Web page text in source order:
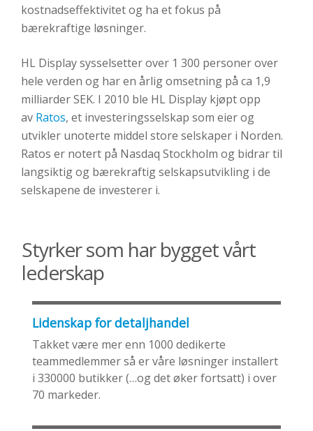
kostnadseffektivitet og ha et fokus på
bærekraftige løsninger.
HL Display sysselsetter over 1 300 personer over
hele verden og har en årlig omsetning på ca 1,9
milliarder SEK. I 2010 ble HL Display kjøpt opp
av Ratos, et investeringsselskap som eier og
utvikler unoterte middel store selskaper i Norden.
Ratos er notert på Nasdaq Stockholm og bidrar til
langsiktig og bærekraftig selskapsutvikling i de
selskapene de investerer i.
Styrker som har bygget vårt
lederskap
Lidenskap for detaljhandel
Takket være mer enn 1000 dedikerte
teammedlemmer så er våre løsninger installert
i 330000 butikker (…og det øker fortsatt) i over
70 markeder.